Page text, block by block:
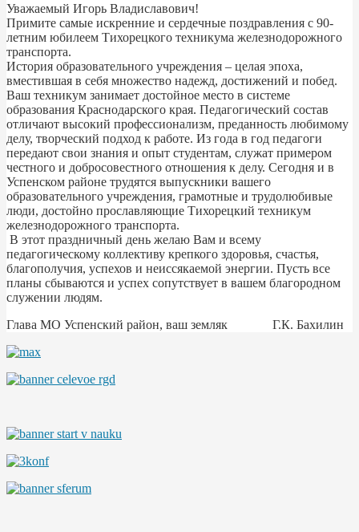
Уважаемый Игорь Владиславович!
Примите самые искренние и сердечные поздравления с 90-
летним юбилеем Тихорецкого техникума железнодорожного
транспорта.
История образовательного учреждения – целая эпоха,
вместившая в себя множество надежд, достижений и побед.
Ваш техникум занимает достойное место в системе
образования Краснодарского края. Педагогический состав
отличают высокий профессионализм, преданность любимому
делу, творческий подход к работе. Из года в год педагоги
передают свои знания и опыт студентам, служат примером
честного и добросовестного отношения к делу. Сегодня и в
Успенском районе трудятся выпускники вашего
образовательного учреждения, грамотные и трудолюбивые
люди, достойно прославляющие Тихорецкий техникум
железнодорожного транспорта.
В этот праздничный день желаю Вам и всему
педагогическому коллективу крепкого здоровья, счастья,
благополучия, успехов и неиссякаемой энергии. Пусть все
планы сбываются и успех сопутствует в вашем благородном
служении людям.
Глава МО Успенский район, ваш земляк Г.К. Бахилин